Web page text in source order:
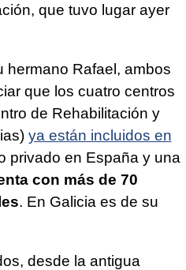
que tuvo lugar ayer
hermano Rafael, ambos
que los cuatro centros
de Rehabilitación y
ya están incluidos en
privado en España y una
con más de 70
. En Galicia es de su
desde la antigua